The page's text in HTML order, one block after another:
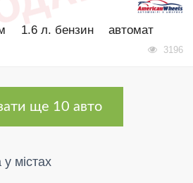
1.6 л. бензин автомат
3196
ще 10 авто
містах